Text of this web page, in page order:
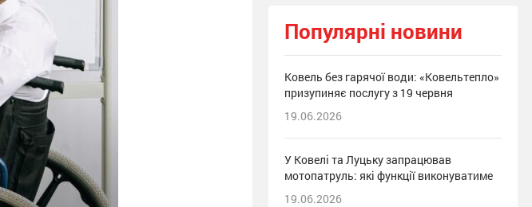
Популярні новини
Ковель без гарячої води: «Ковельтепло»
призупиняє послугу з 19 червня
19.06.2026
У Ковелі та Луцьку запрацював
мотопатруль: які функції виконуватиме
19.06.2026